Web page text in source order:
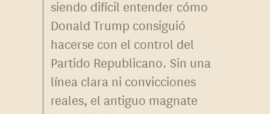
siendo difícil entender cómo
Donald Trump consiguió
hacerse con el control del
Partido Republicano. Sin una
línea clara ni convicciones
reales, el antiguo magnate